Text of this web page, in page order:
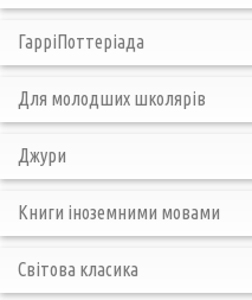
ГарріПоттеріада
Для молодших школярів
Джури
Книги іноземними мовами
Світова класика